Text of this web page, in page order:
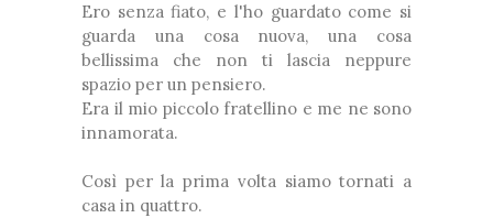
Ero senza fiato, e l'ho guardato come si
guarda una cosa nuova, una cosa
bellissima che non ti lascia neppure
spazio per un pensiero.
Era il mio piccolo fratellino e me ne sono
innamorata.
Così per la prima volta siamo tornati a
casa in quattro.